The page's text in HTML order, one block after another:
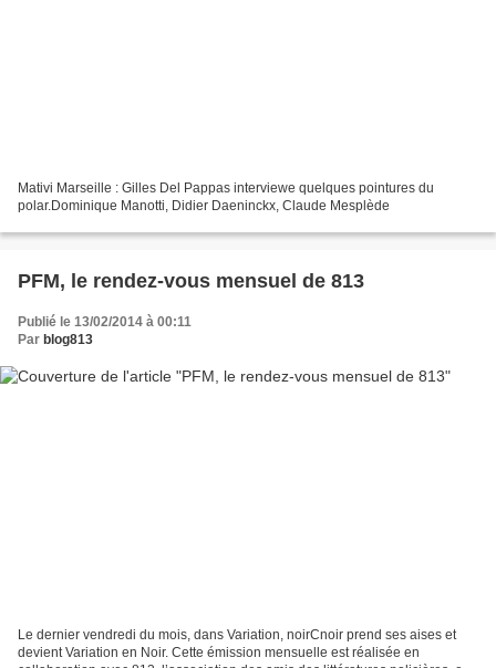
Mativi Marseille : Gilles Del Pappas interviewe quelques pointures du
polar.Dominique Manotti, Didier Daeninckx, Claude Mesplède
PFM, le rendez-vous mensuel de 813
Publié le 13/02/2014 à 00:11
Par blog813
Le dernier vendredi du mois, dans Variation, noirCnoir prend ses aises et
devient Variation en Noir. Cette émission mensuelle est réalisée en